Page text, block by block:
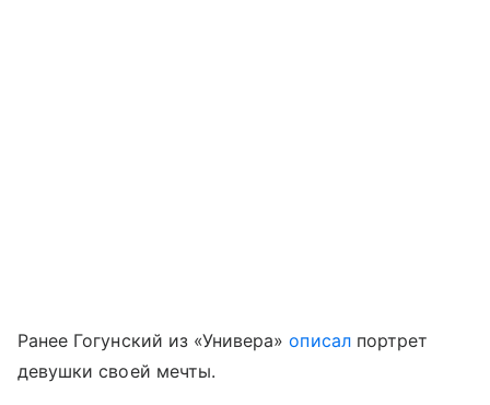
Ранее Гогунский из «Универа»описалпортрет
девушки своей мечты.